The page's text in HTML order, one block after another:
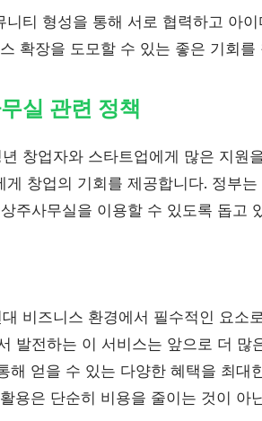
티 형성을 통해 서로 협력하고 아
확장을 도모할 수 있는 좋은 기회를
실 관련 정책
창업자와 스타트업에게 많은 지원
창업의 기회를 제공합니다. 정부
주사무실을 이용할 수 있도록 돕고
비즈니스 환경에서 필수적인 요소
발전하는 이 서비스는 앞으로 더 많
해 얻을 수 있는 다양한 혜택을 최대
용은 단순히 비용을 줄이는 것이 아